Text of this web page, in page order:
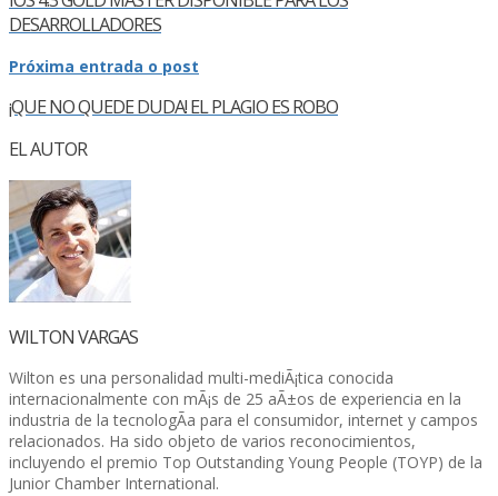
DESARROLLADORES
Próxima entrada o post
¡QUE NO QUEDE DUDA! EL PLAGIO ES ROBO
EL AUTOR
WILTON VARGAS
Wilton es una personalidad multi-mediÃ¡tica conocida
internacionalmente con mÃ¡s de 25 aÃ±os de experiencia en la
industria de la tecnologÃ­a para el consumidor, internet y campos
relacionados. Ha sido objeto de varios reconocimientos,
incluyendo el premio Top Outstanding Young People (TOYP) de la
Junior Chamber International.